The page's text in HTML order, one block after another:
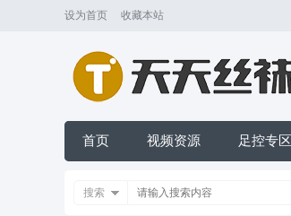
设为首页 收藏本站
首页 视频资源 足控专区
搜索